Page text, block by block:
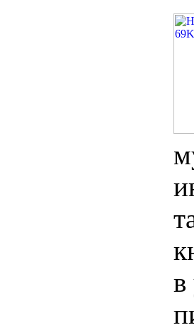
в